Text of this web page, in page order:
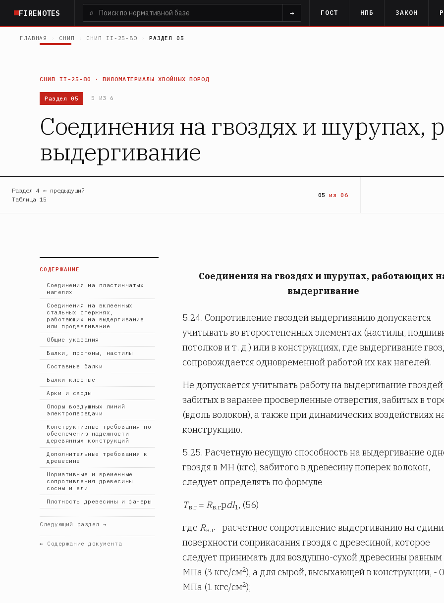
основному
содержанию
FIRENOTES ⌕ → ГОСТ НПБ ЗАКОН
ГЛАВНАЯ СНИП СНИП II-25-80 РАЗДЕЛ 05
СНИП II-25-80 · ПИЛОМАТЕРИАЛЫ ХВОЙНЫХ ПОРОД
Раздел 05 5 ИЗ 6
Соединения на гвоздях и шурупах,
выдергивание
Раздел 4 ← предыдущий
Таблица 15
05 из 06
СОДЕРЖАНИЕ
Соединения на пластинчатых
нагелях
Соединения на вклеенных
стальных стержнях,
работающих на выдергивание
или продавливание
Общие указания
Балки, прогоны, настилы
Составные балки
Балки клееные
Арки и своды
Опоры воздушных линий
электропередачи
Конструктивные требования по
обеспечению надежности
деревянных конструкций
Дополнительные требования к
древесине
Нормативные и временные
сопротивления древесины
сосны и ели
Плотность древесины и фанеры
Следующий раздел →
← Содержание документа
Соединения на гвоздях и шурупах, работающих
выдергивание
5.24. Сопротивление гвоздей выдергиванию допускается
учитывать во второстепенных элементах (настилы,
потолков и т. д.) или в конструкциях, где выдергивание
сопровождается одновременной работой их как нагелей.
Не допускается учитывать работу на выдергивание гвоздей,
забитых в заранее просверленные отверстия, забитых в
(вдоль волокон), а также при динамических воздействиях
конструкцию.
5.25. Расчетную несущую способность на выдергивание
гвоздя в МН (кгс), забитого в древесину поперек волокон,
следует определять по формуле
Тв.г = Rв.гpdl1, (56)
где Rв.г - расчетное сопротивление выдергиванию на
поверхности соприкасания гвоздя с древесиной, которое
следует принимать для воздушно-сухой древесины равным
МПа (3 кгс/см2), а для сырой, высыхающей в конструкции, -
МПа (1 кгс/см2);